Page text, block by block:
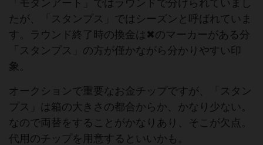
「モダンアート」ではラウンドで分けられていまし
たが、「スタンプス」ではシーズンと呼ばれていま
す。ラウンド終了時の換金は✖︎のマーカーがある分
「スタンプス」の方が僅かながら分かりやすい印
象。
オークションで重要なお金チップですが、「スタン
プス」は箱の大きさの都合からか、かなり少ない。
なので両替をすることがかなりあり、そこが欠点。
代用のチップを用意するといいかも。